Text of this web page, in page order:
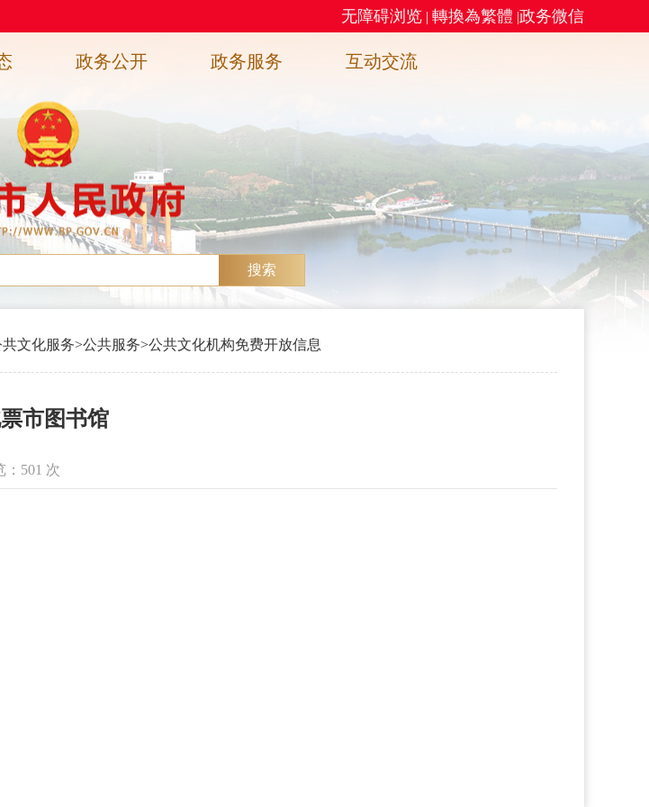
无障碍浏览 | 轉換為繁體 |政务微信
政务公开 政务服务 互动交流
搜索
共文化服务>公共服务>公共文化机构免费开放信息
市图书馆
501 次